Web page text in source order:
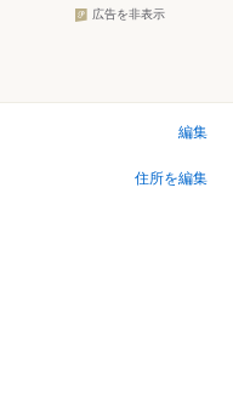
広告を非表示
編集
住所を編集